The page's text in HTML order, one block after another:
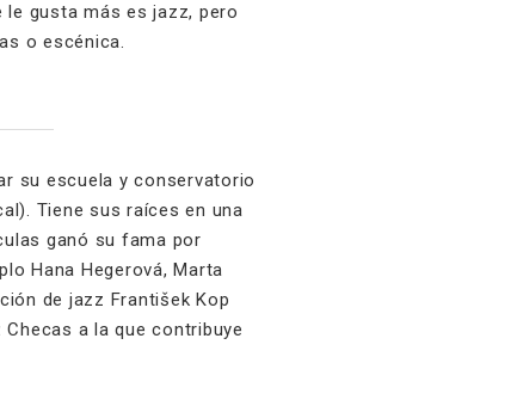
gusta más es jazz, pero
o escénica.
su escuela y conservatorio
Tiene sus raíces en una
ganó su fama por
Hana Hegerová, Marta
de jazz František Kop
a la que contribuye